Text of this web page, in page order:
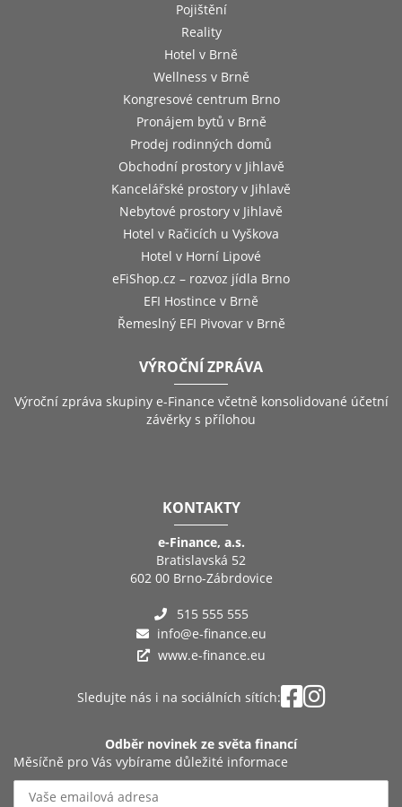
Pojištění
Reality
Hotel v Brně
Wellness v Brně
Kongresové centrum Brno
Pronájem bytů v Brně
Prodej rodinných domů
Obchodní prostory v Jihlavě
Kancelářské prostory v Jihlavě
Nebytové prostory v Jihlavě
Hotel v Račicích u Vyškova
Hotel v Horní Lipové
eFiShop.cz – rozvoz jídla Brno
EFI Hostince v Brně
Řemeslný EFI Pivovar v Brně
VÝROČNÍ ZPRÁVA
Výroční zpráva skupiny e-Finance včetně konsolidované účetní
závěrky s přílohou
KONTAKTY
e-Finance, a.s.
Bratislavská 52
602 00 Brno-Zábrdovice
515 555 555
info@e-finance.eu
www.e-finance.eu
Sledujte nás i na sociálních sítích:
Odběr novinek ze světa financí
Měsíčně pro Vás vybírame důležité informace